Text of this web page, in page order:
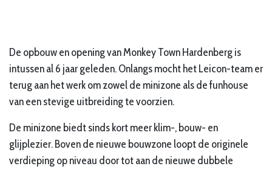
De opbouw en opening van Monkey Town Hardenberg is
intussen al 6 jaar geleden. Onlangs mocht het Leicon-team er
terug aan het werk om zowel de minizone als de funhouse
van een stevige uitbreiding te voorzien.
De minizone biedt sinds kort meer klim-, bouw- en
glijplezier. Boven de nieuwe bouwzone loopt de originele
verdieping op niveau door tot aan de nieuwe dubbele